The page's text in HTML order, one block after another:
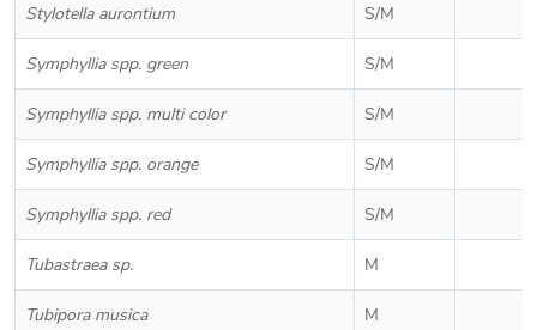
Stylotella aurontium S/M
Symphyllia spp. green S/M
Symphyllia spp. multi color S/M
Symphyllia spp. orange S/M
Symphyllia spp. red S/M
Tubastraea sp. M
Tubipora musica M